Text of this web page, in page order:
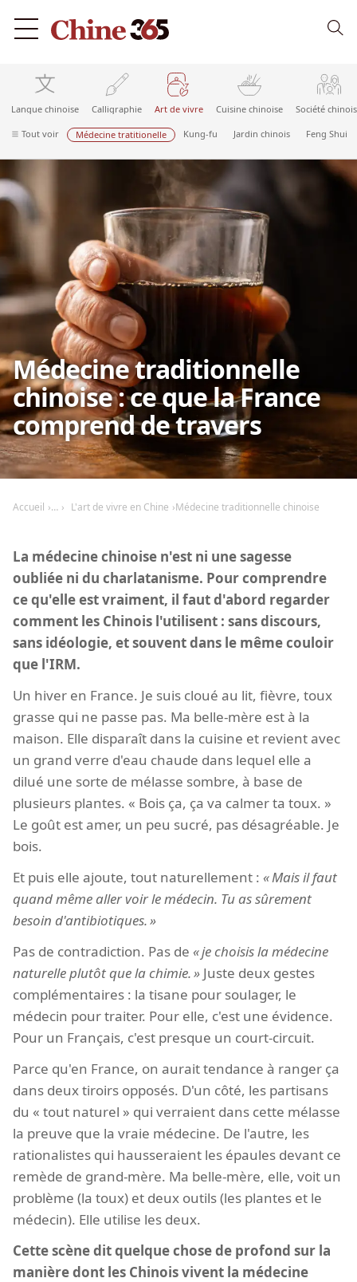
Langue chinoise Calligraphie Art de vivre Cuisine chinoise Société
Tout voir Médecine tratitionelle Kung-fu Jardin chinois Feng Shui
Médecine traditionnelle
chinoise : ce que la France
comprend de travers
Accueil L'art de vivre en Chine Médecine traditionnelle chinoise
La médecine chinoise n'est ni une sagesse
oubliée ni du charlatanisme. Pour comprendre
ce qu'elle est vraiment, il faut d'abord regarder
comment les Chinois l'utilisent : sans discours,
sans idéologie, et souvent dans le même couloir
que l'IRM.
Un hiver en France. Je suis cloué au lit, fièvre, toux
grasse qui ne passe pas. Ma belle-mère est à la
maison. Elle disparaît dans la cuisine et revient avec
un grand verre d'eau chaude dans lequel elle a
dilué une sorte de mélasse sombre, à base de
plusieurs plantes. « Bois ça, ça va calmer ta toux. »
Le goût est amer, un peu sucré, pas désagréable. Je
bois.
Et puis elle ajoute, tout naturellement :
Mais il faut
quand même aller voir le médecin. Tu as sûrement
besoin d'antibiotiques.
Pas de contradiction. Pas de
je choisis la médecine
naturelle plutôt que la chimie.
Juste deux gestes
complémentaires : la tisane pour soulager, le
médecin pour traiter. Pour elle, c'est une évidence.
Pour un Français, c'est presque un court-circuit.
Parce qu'en France, on aurait tendance à ranger ça
dans deux tiroirs opposés. D'un côté, les partisans
du « tout naturel » qui verraient dans cette mélasse
la preuve que la vraie médecine. De l'autre, les
rationalistes qui hausseraient les épaules devant ce
remède de grand-mère. Ma belle-mère, elle, voit un
problème (la toux) et deux outils (les plantes et le
médecin). Elle utilise les deux.
Cette scène dit quelque chose de profond sur la
manière dont les Chinois vivent la médecine